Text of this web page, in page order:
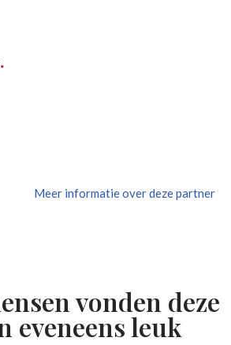
Meer informatie over deze partner
vonden deze
eveneens leuk